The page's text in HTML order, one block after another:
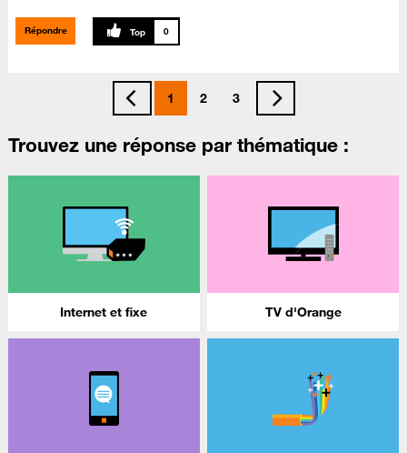
Répondre 0
1 2 3
Trouvez une réponse par thématique :
Internet et fixe TV d'Orange